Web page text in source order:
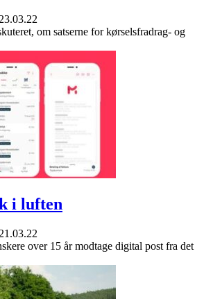
23.03.22
om satserne for kørselsfradrag- og
i luften
21.03.22
over 15 år modtage digital post fra det